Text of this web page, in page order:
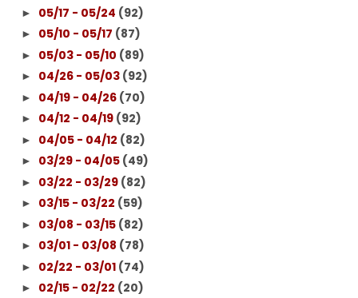
► 05/17 - 05/24 (92)
► 05/10 - 05/17 (87)
► 05/03 - 05/10 (89)
► 04/26 - 05/03 (92)
► 04/19 - 04/26 (70)
► 04/12 - 04/19 (92)
► 04/05 - 04/12 (82)
► 03/29 - 04/05 (49)
► 03/22 - 03/29 (82)
► 03/15 - 03/22 (59)
► 03/08 - 03/15 (82)
► 03/01 - 03/08 (78)
► 02/22 - 03/01 (74)
► 02/15 - 02/22 (20)